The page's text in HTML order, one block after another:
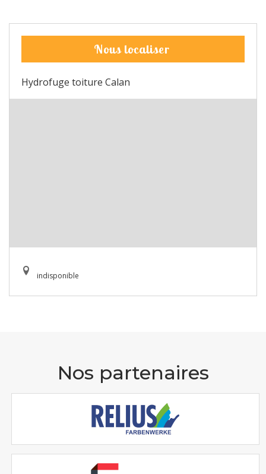
Nous localiser
Hydrofuge toiture Calan
indisponible
Nos partenaires